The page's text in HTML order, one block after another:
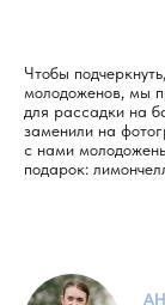
Чтобы
молодоженов, мы
для рассадки на
заменили на
с нами
подарок:
+7
НА КАКОЙ БЮДЖЕТ
Хочу свадьбу на 2-
КОММЕНТАРИЙ